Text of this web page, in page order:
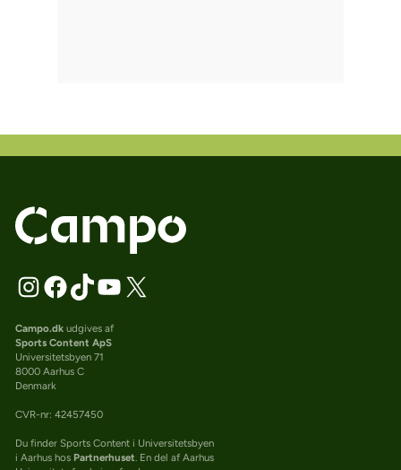
Campo.dkudgives af
Sports Content ApS
Universitetsbyen 71
8000 Aarhus C
Denmark
CVR-nr: 42457450
Du finder Sports Content i Universitetsbyen
i Aarhus hos Partnerhuset. En del af Aarhus